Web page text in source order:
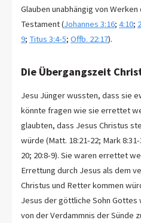
Glauben unabhängig von
Testament (Johannes 3:16; 4:10;
9; Titus 3:4-5; Offb. 22:17).
Die Übergangszeit
Jesu Jünger wussten, dass sie
könnte fragen wie sie errettet
glaubten, dass Jesus Christus sterben oder auferstehen
würde (Matt. 18:21-22; Mark
20; 20:8-9). Sie waren errettet
Errettung durch Jesus als dem
Christus und Retter kommen
Jesus der göttliche Sohn Gottes war, der
von der Verdammnis der Sünde